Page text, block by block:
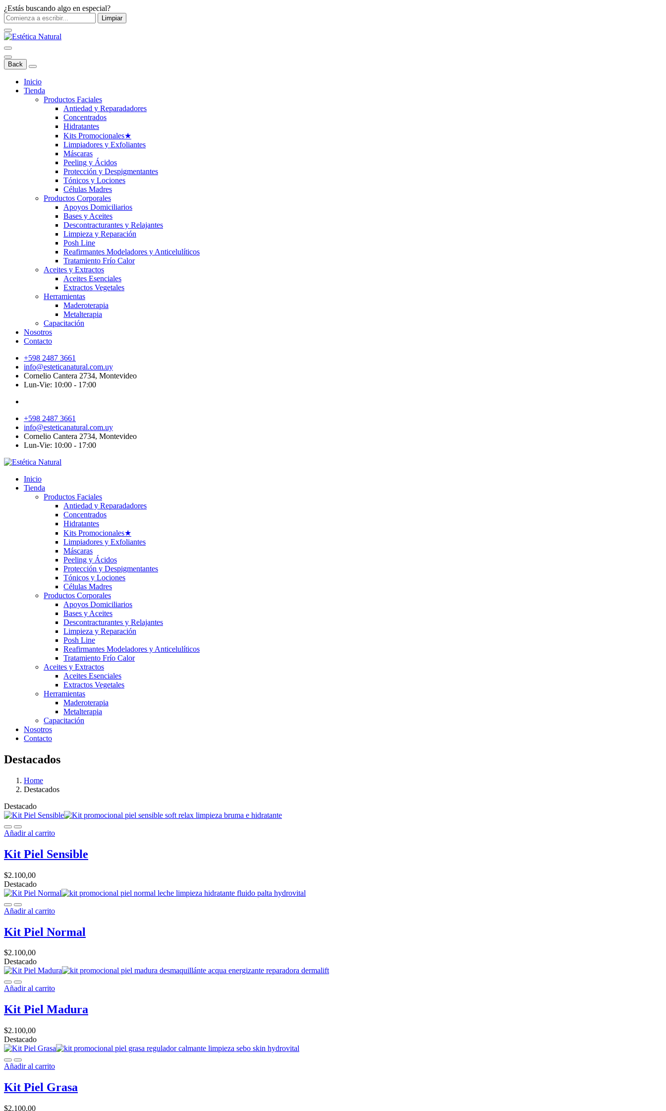
¿Estás buscando algo en especial?
Limpiar
Back
Inicio
Tienda
Productos Faciales
Antiedad y Reparadadores
Concentrados
Hidratantes
Kits Promocionales★
Limpiadores y Exfoliantes
Máscaras
Peeling y Ácidos
Protección y Despigmentantes
Tónicos y Lociones
Células Madres
Productos Corporales
Apoyos Domiciliarios
Bases y Aceites
Descontracturantes y Relajantes
Limpieza y Reparación
Posh Line
Reafirmantes Modeladores y Anticelulíticos
Tratamiento Frío Calor
Aceites y Extractos
Aceites Esenciales
Extractos Vegetales
Herramientas
Maderoterapia
Metalterapia
Capacitación
Nosotros
Contacto
+598 2487 3661
info@esteticanatural.com.uy
Cornelio Cantera 2734, Montevideo
Lun-Vie: 10:00 - 17:00
+598 2487 3661
info@esteticanatural.com.uy
Cornelio Cantera 2734, Montevideo
Lun-Vie: 10:00 - 17:00
Inicio
Tienda
Productos Faciales
Antiedad y Reparadadores
Concentrados
Hidratantes
Kits Promocionales★
Limpiadores y Exfoliantes
Máscaras
Peeling y Ácidos
Protección y Despigmentantes
Tónicos y Lociones
Células Madres
Productos Corporales
Apoyos Domiciliarios
Bases y Aceites
Descontracturantes y Relajantes
Limpieza y Reparación
Posh Line
Reafirmantes Modeladores y Anticelulíticos
Tratamiento Frío Calor
Aceites y Extractos
Aceites Esenciales
Extractos Vegetales
Herramientas
Maderoterapia
Metalterapia
Capacitación
Nosotros
Contacto
Destacados
Home
Destacados
Destacado
Añadir al carrito
Kit Piel Sensible
$2.100,00
Destacado
Añadir al carrito
Kit Piel Normal
$2.100,00
Destacado
Añadir al carrito
Kit Piel Madura
$2.100,00
Destacado
Añadir al carrito
Kit Piel Grasa
$2.100,00